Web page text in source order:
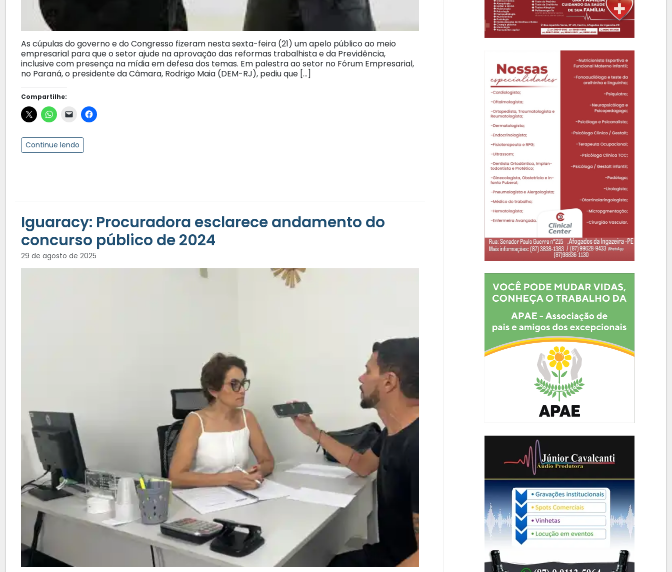
As cúpulas do governo e do Congresso fizeram nesta sexta-feira (21) um apelo público ao meio
empresarial para que o setor ajude na aprovação das reformas trabalhista e da Previdência,
inclusive com presença na mídia em defesa dos temas. Em palestra ao setor no Fórum Empresarial,
no Paraná, o presidente da Câmara, Rodrigo Maia (DEM-RJ), pediu que […]
Compartilhe:
Continue lendo
Iguaracy: Procuradora esclarece andamento do
concurso público de 2024
29 de agosto de 2025